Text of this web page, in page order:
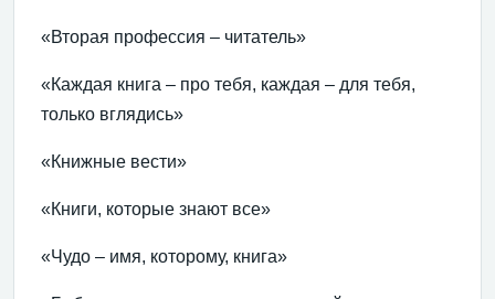
«Вторая профессия – читатель»
«Каждая книга – про тебя, каждая – для тебя,
только вглядись»
«Книжные вести»
«Книги, которые знают все»
«Чудо – имя, которому, книга»